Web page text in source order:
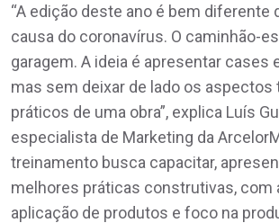
“A edição deste ano é bem diferente
causa do coronavírus. O caminhão-
garagem. A ideia é apresentar cases
mas sem deixar de lado os aspectos
práticos de uma obra”, explica Luís
especialista de Marketing da
treinamento busca capacitar,
melhores práticas construtivas, com
aplicação de produtos e foco na